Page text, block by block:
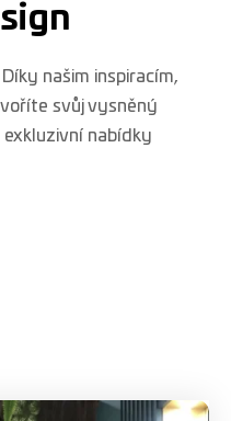
našim inspiracím,
svůj vysněný
nabídky